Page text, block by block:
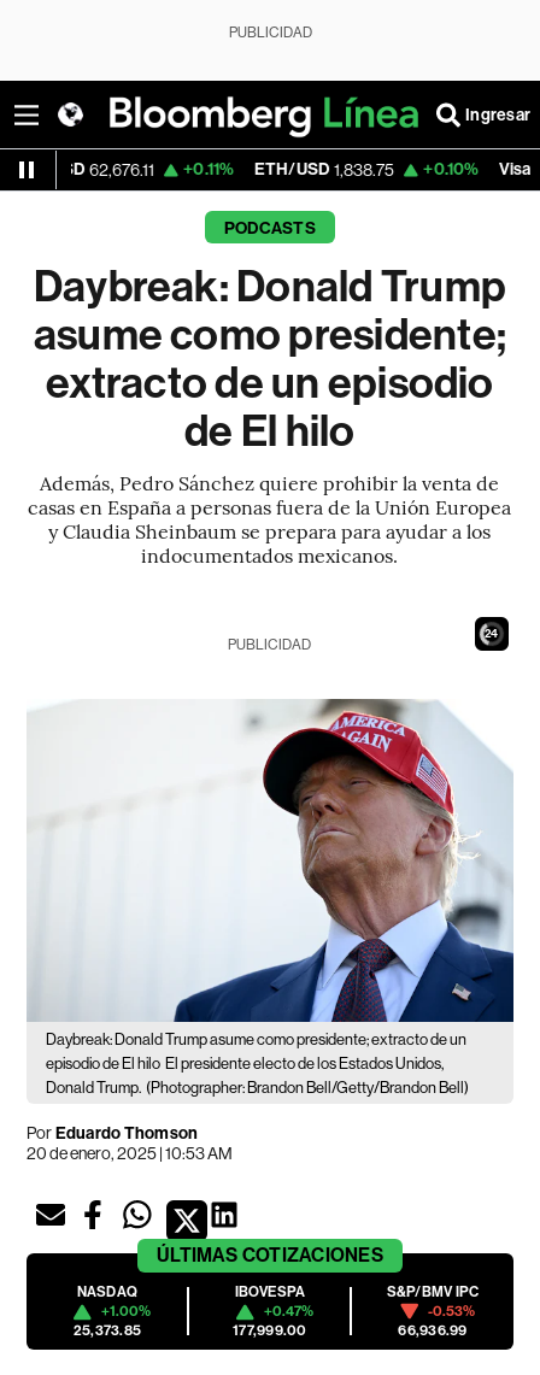
PUBLICIDAD
Ingresar
62,676.11 +0.11% ETH/USD 1,838.75 +0.10% Visa 366.13
PODCASTS
Daybreak: Donald Trump
asume como presidente;
extracto de un episodio
de El hilo
Además, Pedro Sánchez quiere prohibir la venta de
casas en España a personas fuera de la Unión Europea
y Claudia Sheinbaum se prepara para ayudar a los
indocumentados mexicanos.
23
PUBLICIDAD
Daybreak: Donald Trump asume como presidente; extracto de un
episodio de El hilo El presidente electo de los Estados Unidos,
Donald Trump. (Photographer: Brandon Bell/Getty/Brandon Bell)
PorEduardo Thomson
20 de enero, 2025 | 10:53 AM
ÚLTIMAS COTIZACIONES
NASDAQ
+1.00%
25,373.85
IBOVESPA
+0.47%
177,999.00
S&P/BMV IPC
-0.53%
66,936.99